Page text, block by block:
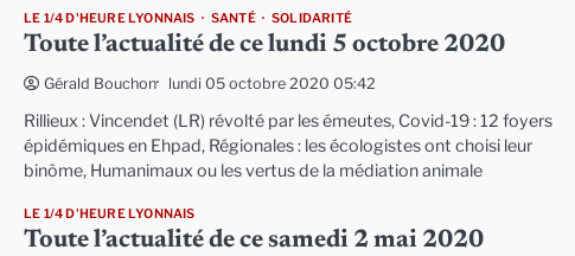
LE 1/4 D'HEURE LYONNAIS SANTÉ SOLIDARITÉ
Toute l’actualité de ce lundi 5 octobre 2020
Gérald Bouchon lundi 05 octobre 2020 05:42
Rillieux : Vincendet (LR) révolté par les émeutes, Covid-19 : 12 foyers
épidémiques en Ehpad, Régionales : les écologistes ont choisi leur
binôme, Humanimaux ou les vertus de la médiation animale
LE 1/4 D'HEURE LYONNAIS
Toute l’actualité de ce samedi 2 mai 2020